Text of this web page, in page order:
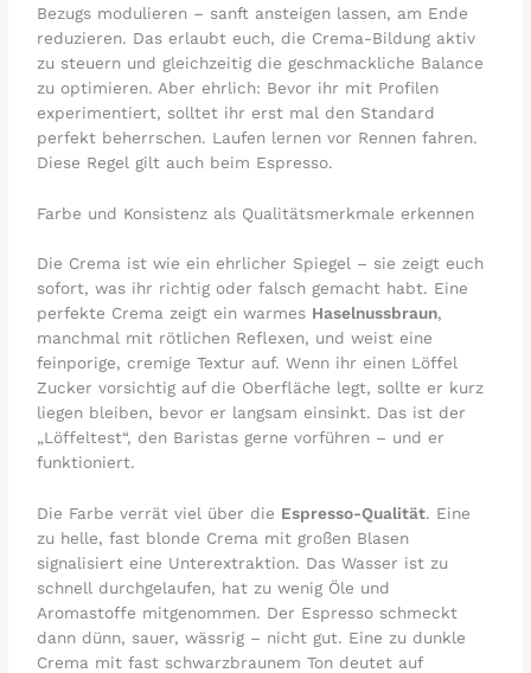
Bezugs modulieren – sanft ansteigen lassen, am Ende
reduzieren. Das erlaubt euch, die Crema-Bildung aktiv
zu steuern und gleichzeitig die geschmackliche Balance
zu optimieren. Aber ehrlich: Bevor ihr mit Profilen
experimentiert, solltet ihr erst mal den Standard
perfekt beherrschen. Laufen lernen vor Rennen fahren.
Diese Regel gilt auch beim Espresso.
Farbe und Konsistenz als Qualitätsmerkmale erkennen
Die Crema ist wie ein ehrlicher Spiegel – sie zeigt euch
sofort, was ihr richtig oder falsch gemacht habt. Eine
perfekte Crema zeigt ein warmes Haselnussbraun,
manchmal mit rötlichen Reflexen, und weist eine
feinporige, cremige Textur auf. Wenn ihr einen Löffel
Zucker vorsichtig auf die Oberfläche legt, sollte er kurz
liegen bleiben, bevor er langsam einsinkt. Das ist der
„Löffeltest“, den Baristas gerne vorführen – und er
funktioniert.
Die Farbe verrät viel über die Espresso-Qualität. Eine
zu helle, fast blonde Crema mit großen Blasen
signalisiert eine Unterextraktion. Das Wasser ist zu
schnell durchgelaufen, hat zu wenig Öle und
Aromastoffe mitgenommen. Der Espresso schmeckt
dann dünn, sauer, wässrig – nicht gut. Eine zu dunkle
Crema mit fast schwarzbraunem Ton deutet auf